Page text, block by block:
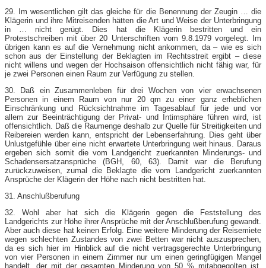
29. Im wesentlichen gilt das gleiche für die Benennung der Zeugin … die
Klägerin und ihre Mitreisenden hätten die Art und Weise der Unterbringung
in … nicht gerügt. Dies hat die Klägerin bestritten und ein
Protestschreiben mit über 20 Unterschriften vom 9.8.1979 vorgelegt. Im
übrigen kann es auf die Vernehmung nicht ankommen, da – wie es sich
schon aus der Einstellung der Beklagten im Rechtsstreit ergibt – diese
nicht willens und wegen der Hochsaison offensichtlich nicht fähig war, für
je zwei Personen einen Raum zur Verfügung zu stellen.
30. Daß ein Zusammenleben für drei Wochen von vier erwachsenen
Personen in einem Raum von nur 20 qm zu einer ganz erheblichen
Einschränkung und Rücksichtnahme im Tagesablauf für jede und vor
allem zur Beeinträchtigung der Privat- und Intimsphäre führen wird, ist
offensichtlich. Daß die Raumenge deshalb zur Quelle für Streitigkeiten und
Reibereien werden kann, entspricht der Lebenserfahrung. Dies geht über
Unlustgefühle über eine nicht erwartete Unterbringung weit hinaus. Daraus
ergeben sich somit die vom Landgericht zuerkannten Minderungs- und
Schadensersatzansprüche (BGH, 60, 63). Damit war die Berufung
zurückzuweisen, zumal die Beklagte die vom Landgericht zuerkannten
Ansprüche der Klägerin der Höhe nach nicht bestritten hat.
31. Anschlußberufung
32. Wohl aber hat sich die Klägerin gegen die Feststellung des
Landgerichts zur Höhe ihrer Ansprüche mit der Anschlußberufung gewandt.
Aber auch diese hat keinen Erfolg. Eine weitere Minderung der Reisemiete
wegen schlechten Zustandes von zwei Betten war nicht auszusprechen,
da es sich hier im Hinblick auf die nicht vertragsgerechte Unterbringung
von vier Personen in einem Zimmer nur um einen geringfügigen Mangel
handelt, der mit der gesamten Minderung von 50 % mitabgegolten ist,